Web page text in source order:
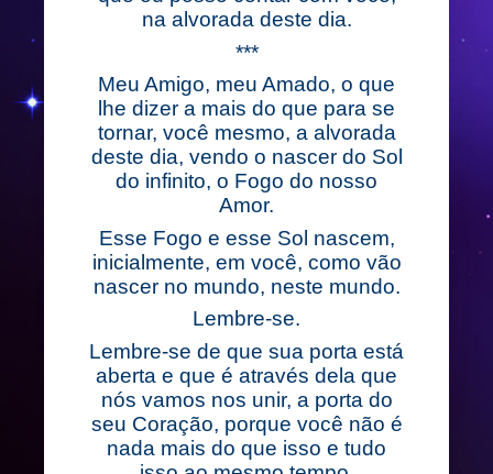
na alvorada deste dia.
***
Meu Amigo, meu Amado, o que
lhe dizer a mais do que para se
tornar, você mesmo, a alvorada
deste dia, vendo o nascer do Sol
do infinito, o Fogo do nosso
Amor.
Esse Fogo e esse Sol nascem,
inicialmente, em você, como vão
nascer no mundo, neste mundo.
Lembre-se.
Lembre-se de que sua porta está
aberta e que é através dela que
nós vamos nos unir, a porta do
seu Coração, porque você não é
nada mais do que isso e tudo